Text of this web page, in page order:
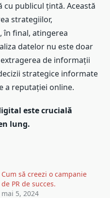
cu publicul țintă. Această
strategiilor,
în final, atingerea
datelor nu este doar
de informații
strategice informate
a reputației online.
este crucială
lung.
Cum să creezi o campanie
de PR de succes.
mai 5, 2024